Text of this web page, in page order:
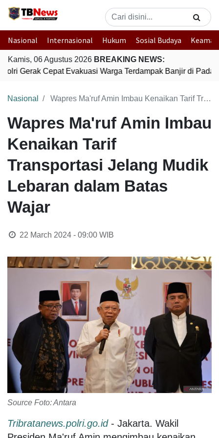
Nasional Internasional Hukum Sosial Budaya
Kamis, 06 Agustus 2026 BREAKING NEWS:
Gerak Cepat Evakuasi Warga Terdampak Banjir di Padang
Nasional Wapres Ma'ruf Amin Imbau Kenaikan Tarif Transportasi Jelang Mudik Lebaran dalam Batas Wajar
Wapres Ma'ruf Amin Imbau
Kenaikan Tarif
Transportasi Jelang Mudik
Lebaran dalam Batas
Wajar
22 March 2024 - 09:00WIB
Source Foto: Antara
Tribratanews.polri.go.id- Jakarta. Wakil